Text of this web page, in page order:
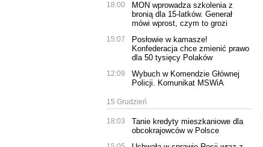
18:00
MON wprowadza szkolenia z
bronią dla 15-latków. Generał
mówi wprost, czym to grozi
15:07
Posłowie w kamasze!
Konfederacja chce zmienić prawo
dla 50 tysięcy Polaków
12:09
Wybuch w Komendzie Głównej
Policji. Komunikat MSWiA
15 Grudzień
18:03
Tanie kredyty mieszkaniowe dla
obcokrajowców w Polsce